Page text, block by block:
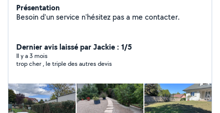
Présentation
Besoin d'un service n'hésitez pas a me contacter.
Dernier avis laissé par Jackie : 1/5
Il y a 3 mois
trop cher , le triple des autres devis